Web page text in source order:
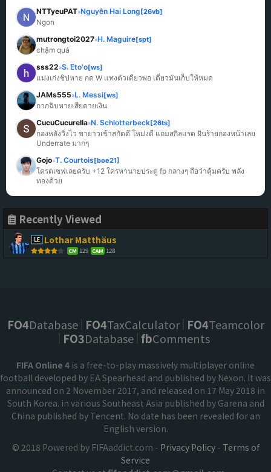
NTTyeuPAT»Nguyễn Hai Long[26vb]
Ngon
mutrongtoi2027»H. Maguire[spt]
chậm quá
sss22»S. Eto'o[ws]
แม่งเก่งชิปหาย กด W แทงตัวเดียวพอ เดี๋ยวมันเก็บให้หมด
JAMs555»L. Messi[ws]
กากฉิบหายเสียดายเงิน
CucuCucurella»N. Schlotterbeck[26ts]
กองหลังวิ่งไว ขายาวเข้าสกัดดี โหม่งดี แถมสกิลแรด ฝันร้ายกองหน้าเลย
Underrate มากๆ
Gojo»T. Courtois[boe21]
โครตเซฟเลยครับ +12 ใครหานายประตู fp กลางๆ ถือว่าคุ้มครับ พลัง
ทองด้วย
Recently Viewed
Lothar Matthäus
CM 129 CAM 128
FO4Database FO4TaxCalculator FO4Teamcolor
FO3Database fbComments
FIFA Online 4 is a free-to-play massively multiplayer online
football developed by EA Spearhead and published by Nexon. It was
announced on 2 November 2017, and released on 17 May 2018 in
South Korea. in various Southeast Asia published by Garena and
China published by Tencent. No date has been revealed for an
English version.
© 2018 Powered by FIFAaddict.com - Privacy Policy- Terms of
Service